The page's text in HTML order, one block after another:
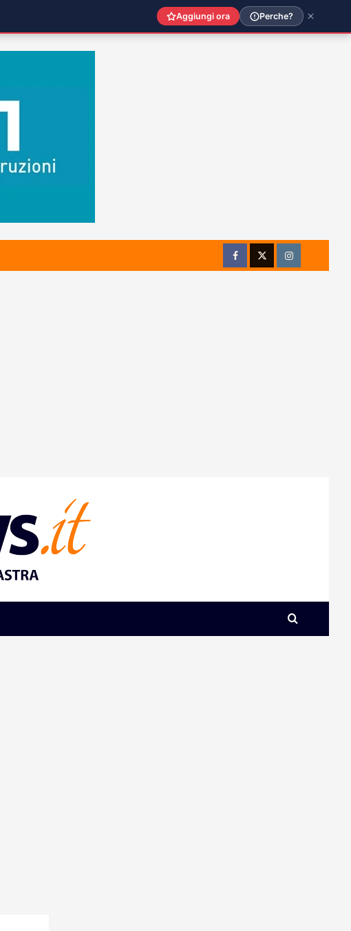
FacebookTwitterInstagram
Aggiungi ora Perche?